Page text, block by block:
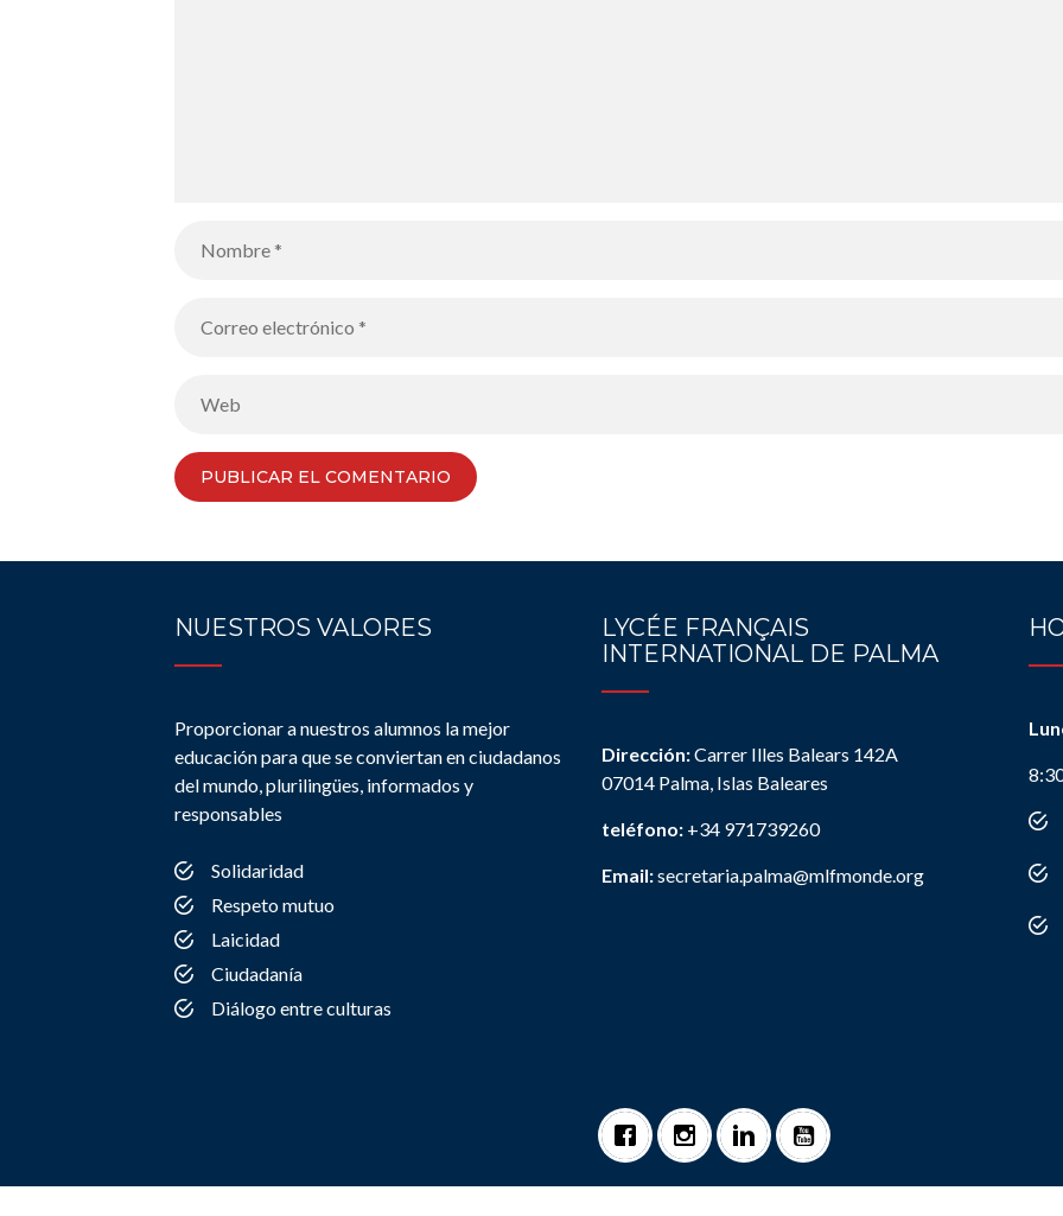
NUESTROS VALORES
Proporcionar a nuestros alumnos la mejor
educación para que se conviertan en ciudadanos
del mundo, plurilingües, informados y
responsables
Solidaridad
Respeto mutuo
Laicidad
Ciudadanía
Diálogo entre culturas
LYCÉE FRANÇAIS
INTERNATIONAL DE PALMA
Dirección:Carrer Illes Balears 142A
07014 Palma, Islas Baleares
teléfono: +34 971739260
Email:secretaria.palma@mlfmonde.org